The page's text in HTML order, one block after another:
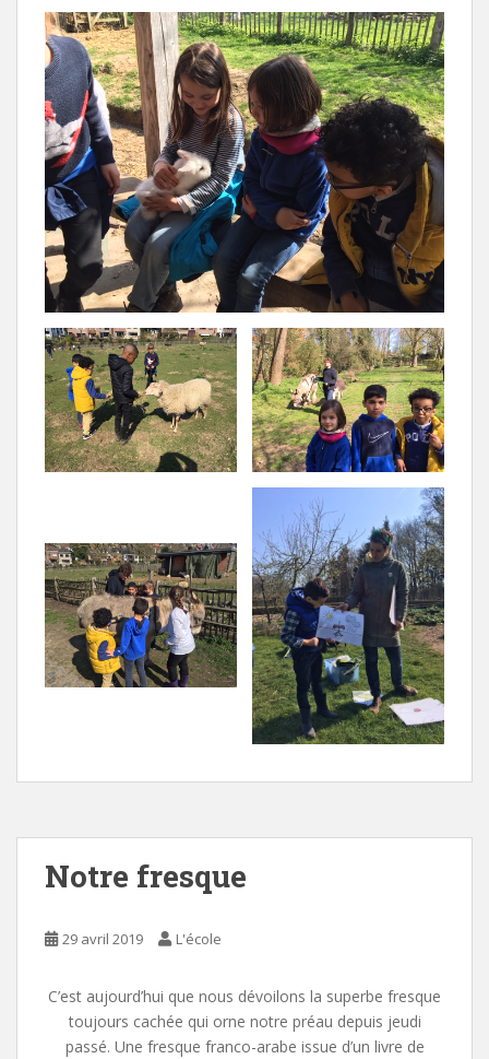
Notre fresque
29 avril 2019 L'école
C’est aujourd’hui que nous dévoilons la superbe fresque
toujours cachée qui orne notre préau depuis jeudi
passé. Une fresque franco-arabe issue d’un livre de